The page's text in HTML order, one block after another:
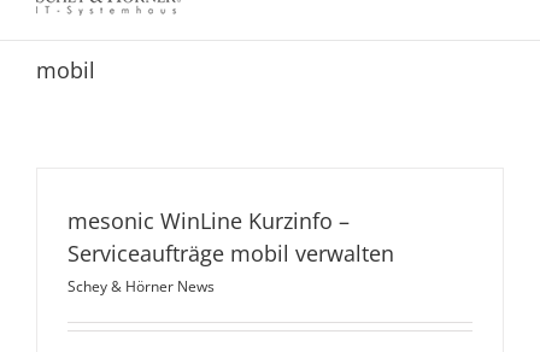
mobil
mesonic WinLine Kurzinfo –
Serviceaufträge mobil verwalten
Schey & Hörner News